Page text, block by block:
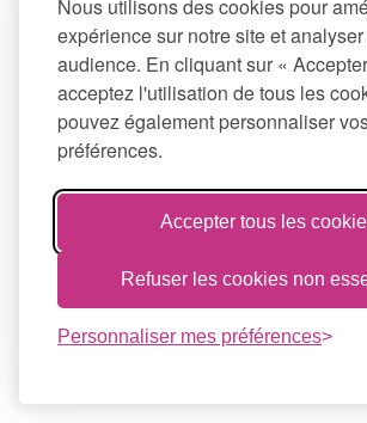
Nous utilisons des cookies pour
expérience sur notre site et
audience. En cliquant sur «
acceptez l'utilisation de tous les
pouvez également personnaliser
préférences.
Accepter tous les
Refuser les cookies non
Personnaliser mes préférences